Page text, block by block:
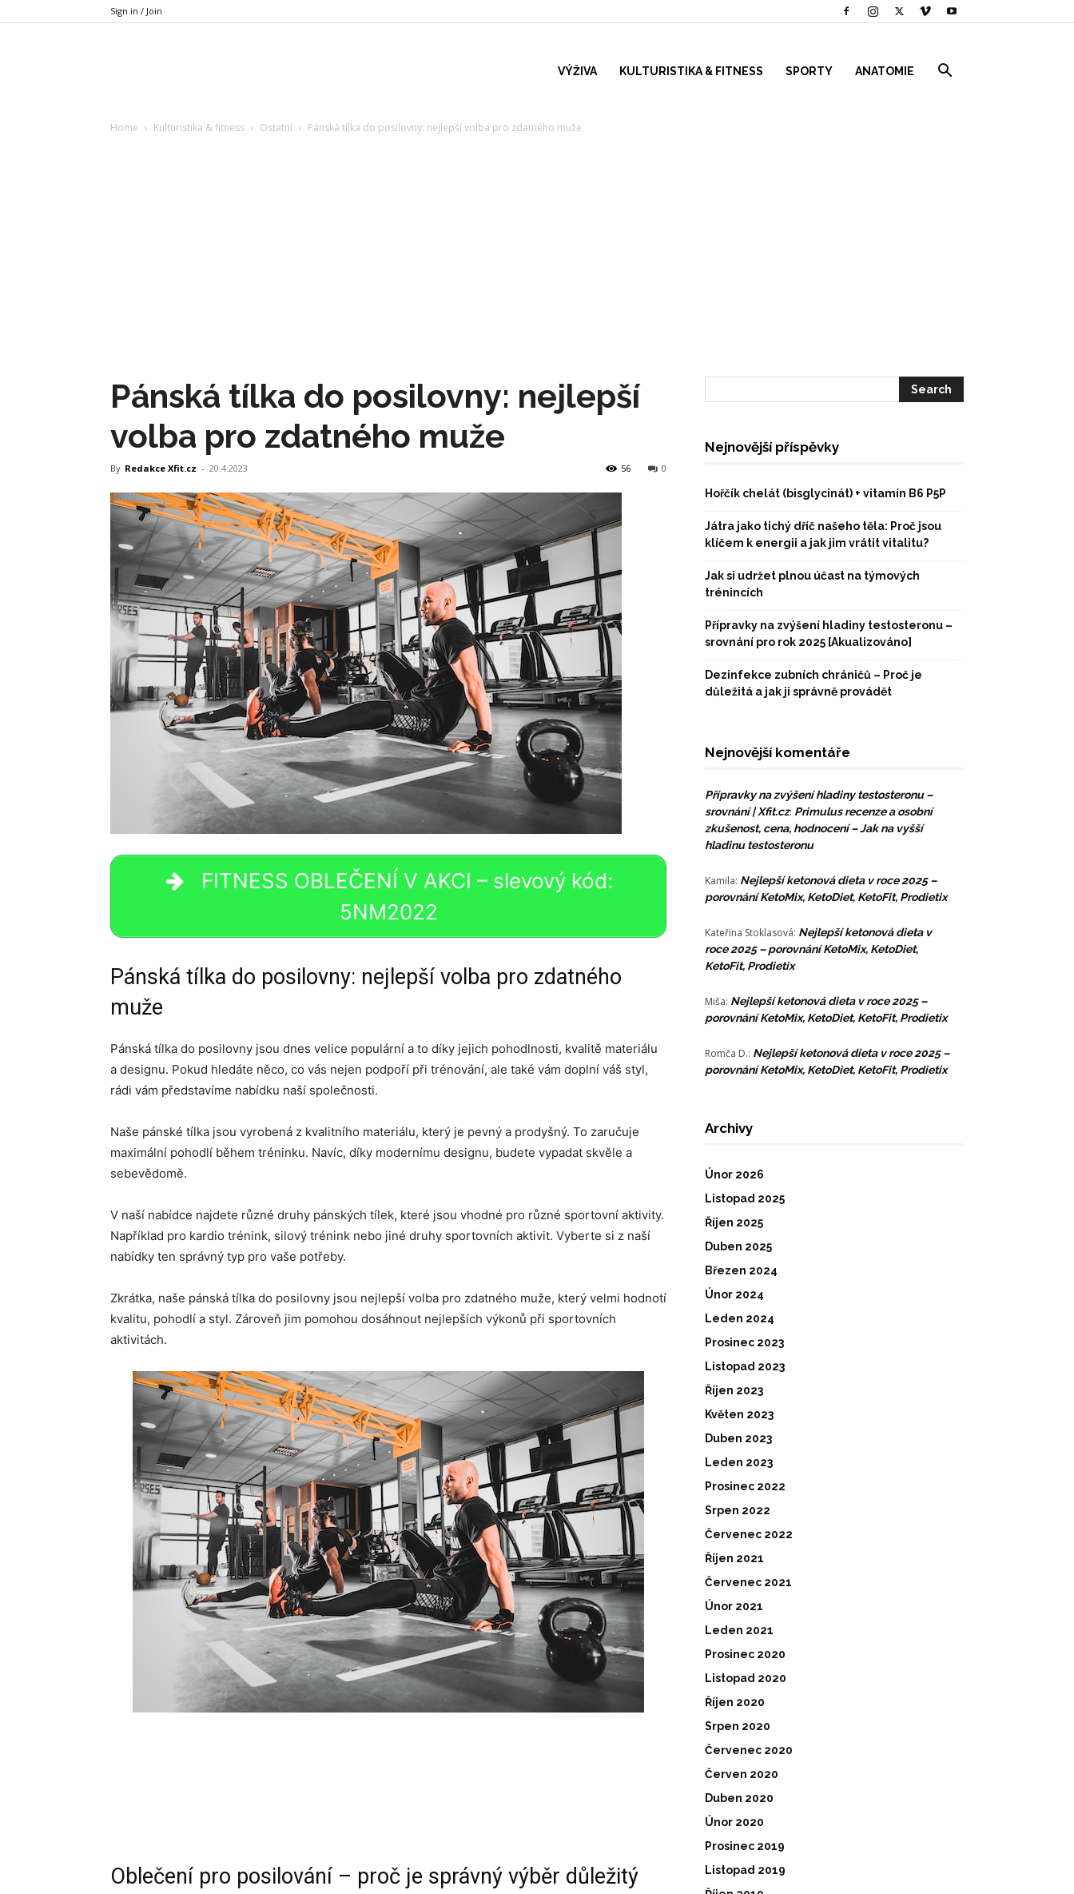
Sign in / Join
VÝŽIVA KULTURISTIKA & FITNESS SPORTY ANATOMIE
Home Kulturistika & fitness Ostatní Pánská tílka do posilovny: nejlepší volba pro zdatného muže
Pánská tílka do posilovny: nejlepší
volba pro zdatného muže
By Redakce Xfit.cz - 20.4.2023 0
56
FITNESS OBLEČENÍ V AKCI – slevový kód:
5NM2022
Pánská tílka do posilovny: nejlepší volba pro zdatného
muže
Pánská tílka do posilovny jsou dnes velice populární a to díky jejich pohodlnosti, kvalitě materiálu
a designu. Pokud hledáte něco, co vás nejen podpoří při trénování, ale také vám doplní váš styl,
rádi vám představíme nabídku naší společnosti.
Naše pánské tílka jsou vyrobená z kvalitního materiálu, který je pevný a prodyšný. To zaručuje
maximální pohodlí během tréninku. Navíc, díky modernímu designu, budete vypadat skvěle a
sebevědomě.
V naší nabídce najdete různé druhy pánských tílek, které jsou vhodné pro různé sportovní aktivity.
Například pro kardio trénink, silový trénink nebo jiné druhy sportovních aktivit. Vyberte si z naší
nabídky ten správný typ pro vaše potřeby.
Zkrátka, naše pánská tílka do posilovny jsou nejlepší volba pro zdatného muže, který velmi hodnotí
kvalitu, pohodlí a styl. Zároveň jim pomohou dosáhnout nejlepších výkonů při sportovních
aktivitách.
Oblečení pro posilování – proč je správný výběr důležitý
Nejnovější příspěvky
Hořčík chelát (bisglycinát) + vitamín B6 P5P
Játra jako tichý dříč našeho těla: Proč jsou
klíčem k energii a jak jim vrátit vitalitu?
Jak si udržet plnou účast na týmových
trénincích
Přípravky na zvýšení hladiny testosteronu –
srovnání pro rok 2025 [Akualizováno]
Dezinfekce zubních chráničů – Proč je
důležitá a jak ji správně provádět
Nejnovější komentáře
Přípravky na zvýšení hladiny testosteronu –
srovnání | Xfit.cz: Primulus recenze a osobní
zkušenost, cena, hodnocení – Jak na vyšší
hladinu testosteronu
Kamila: Nejlepší ketonová dieta v roce 2025 –
porovnání KetoMix, KetoDiet, KetoFit, Prodietix
Kateřina Stoklasová: Nejlepší ketonová dieta v
roce 2025 – porovnání KetoMix, KetoDiet,
KetoFit, Prodietix
Miša: Nejlepší ketonová dieta v roce 2025 –
porovnání KetoMix, KetoDiet, KetoFit, Prodietix
Romča D.: Nejlepší ketonová dieta v roce 2025 –
porovnání KetoMix, KetoDiet, KetoFit, Prodietix
Archivy
Únor 2026
Listopad 2025
Říjen 2025
Duben 2025
Březen 2024
Únor 2024
Leden 2024
Prosinec 2023
Listopad 2023
Říjen 2023
Květen 2023
Duben 2023
Leden 2023
Prosinec 2022
Srpen 2022
Červenec 2022
Říjen 2021
Červenec 2021
Únor 2021
Leden 2021
Prosinec 2020
Listopad 2020
Říjen 2020
Srpen 2020
Červenec 2020
Červen 2020
Duben 2020
Únor 2020
Prosinec 2019
Listopad 2019